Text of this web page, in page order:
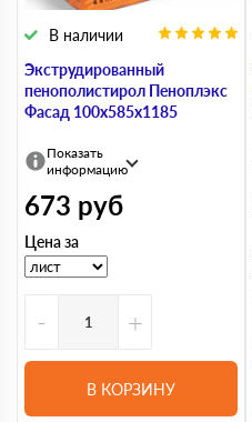
Экструдированный
пенополистирол Пеноплэкс
Фасад 100х585х1185
В наличии
Показать
информацию
673 руб
Цена за
- +
В КОРЗИНУ